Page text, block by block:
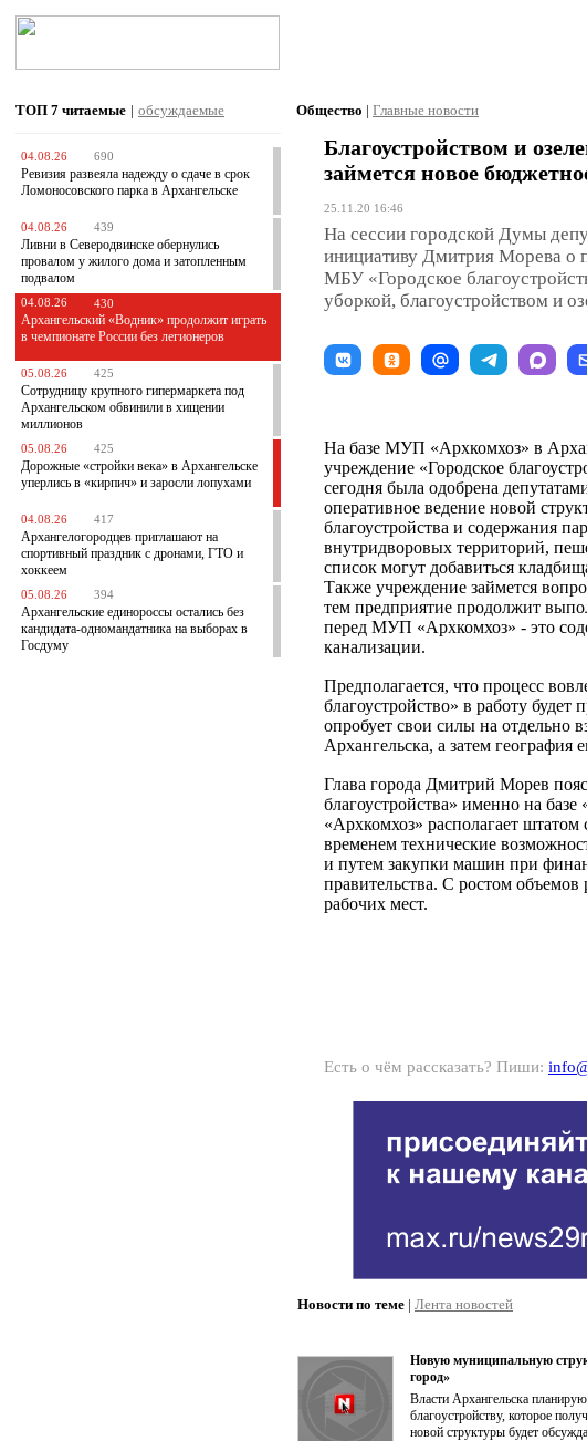
ТОП 7 читаемые | обсуждаемые
04.08.26 690
Ревизия развеяла надежду о сдаче в срок
Ломоносовского парка в Архангельске
04.08.26 439
Ливни в Северодвинске обернулись
провалом у жилого дома и затопленным
подвалом
04.08.26 430
Архангельский «Водник» продолжит играть
в чемпионате России без легионеров
05.08.26 425
Сотрудницу крупного гипермаркета под
Архангельском обвинили в хищении
миллионов
05.08.26 425
Дорожные «стройки века» в Архангельске
уперлись в «кирпич» и заросли лопухами
04.08.26 417
Архангелогородцев приглашают на
спортивный праздник с дронами, ГТО и
хоккеем
05.08.26 394
Архангельские единороссы остались без
кандидата-одномандатника на выборах в
Госдуму
Общество | Главные новости
Благоустройством и
займется новое
25.11.20 16:46
На сессии городской Думы
инициативу Дмитрия Морева
МБУ «Городское
уборкой, благоустройством и
На базе МУП «Архкомхоз» в
учреждение «Городское
сегодня была одобрена
оперативное ведение новой
благоустройства и содержания
внутридворовых территорий,
список могут добавиться
Также учреждение займется
тем предприятие продолжит
перед МУП «Архкомхоз» - это
канализации.
Предполагается, что процесс
благоустройство» в работу
опробует свои силы на отдельно
Архангельска, а затем география
Глава города Дмитрий Морев
благоустройства» именно на
«Архкомхоз» располагает
временем технические
и путем закупки машин при
правительства. С ростом объемов
рабочих мест.
Есть о чём рассказать? Пиши:
Новости по теме | Лента новостей
Новую муниципальную
город»
Власти Архангельска
благоустройству, которое
новой структуры будет